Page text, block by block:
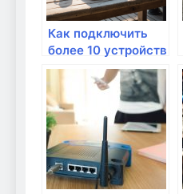
Как подключить
более 10 устройств
к домашней сети?